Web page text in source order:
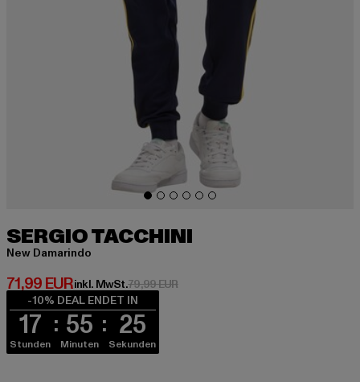
SERGIO TACCHINI
New Damarindo
71,99 EUR
Derzeitiger Preis: 71,99 EUR
inkl. MwSt.79,99 EURAktionspreis: 79,99 EUR
-10% DEAL ENDET IN
17
Stunden
55
Minuten
24
Sekunden